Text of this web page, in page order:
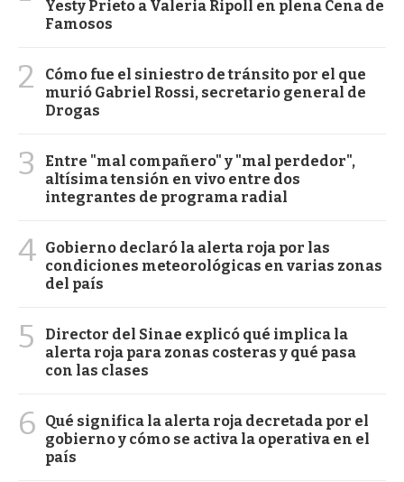
Yesty Prieto a Valeria Ripoll en plena Cena de
Famosos
2
Cómo fue el siniestro de tránsito por el que
murió Gabriel Rossi, secretario general de
Drogas
3
Entre "mal compañero" y "mal perdedor",
altísima tensión en vivo entre dos
integrantes de programa radial
4 Gobierno declaró la alerta roja por las
condiciones meteorológicas en varias zonas
del país
5
Director del Sinae explicó qué implica la
alerta roja para zonas costeras y qué pasa
con las clases
6
Qué significa la alerta roja decretada por el
gobierno y cómo se activa la operativa en el
país